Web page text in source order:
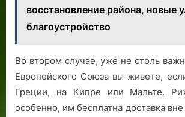
восстановление района, новые
благоустройство
Во втором случае, уже не столь
Европейского Союза вы живете,
Греции, на Кипре или Мальте.
особенно, им бесплатна доставка